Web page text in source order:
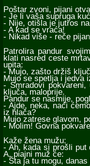
Poštar zvoni, pijani
- Je li vaša supruga
- Nije, otišla je jutros
- A kad se vraća!
- Nikad više - reče
Patrolira pandur
klati nasred ceste
upita:
- Mujo, zašto držiš
Mujo se spetlja i jedva
- Smradovi
ključa, maloprije.
Pandur se nasmije,
- Ajde, neka, naći
iz hlača?
Mujo zatrese glavom,
- Molim! Govna
Kaže žena mužu:
- Ah, kada si prošli put
A, piajni muž će:
- Šta ja tu mogu,